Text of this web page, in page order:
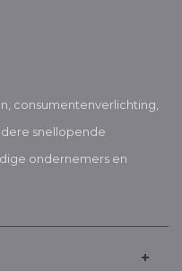
consumentenverlichting,
snellopende
ondernemers en